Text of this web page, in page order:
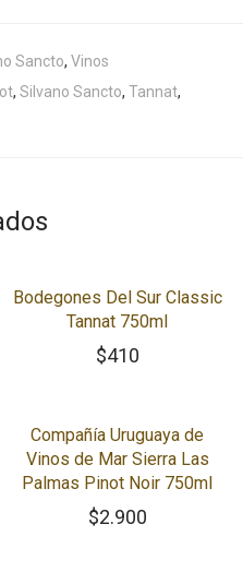
Sancto, Vinos
, Silvano Sancto, Tannat,
Bodegones Del Sur Classic
Tannat 750ml
$410
Compañía Uruguaya de
Vinos de Mar Sierra Las
Palmas Pinot Noir 750ml
$2.900